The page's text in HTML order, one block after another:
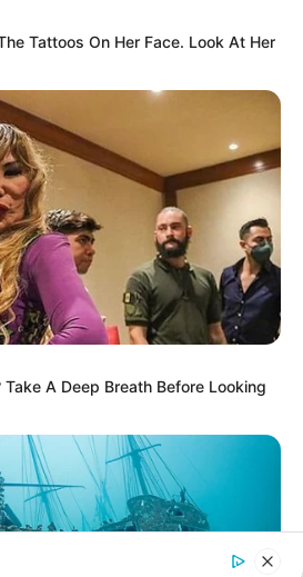
Tattoos On Her Face. Look At Her
Take A Deep Breath Before Looking